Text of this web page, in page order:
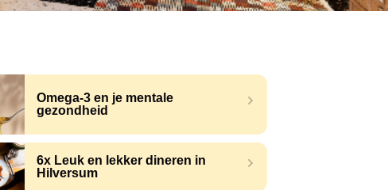
Omega-3 en je mentale
gezondheid
6x Leuk en lekker dineren in
Hilversum